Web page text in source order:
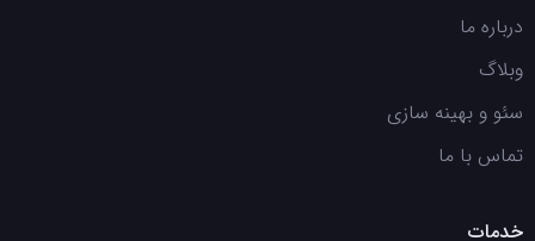
درباره ما
وبلاگ
سئو و بهینه سازی
تماس با ما
خدمات